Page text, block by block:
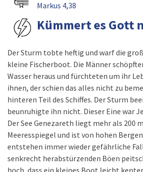
Markus 4,38
Kümmert es Gott
Der Sturm tobte heftig und warf die
kleine Fischerboot. Die Männer
Wasser heraus und fürchteten um ihr
ihnen, der schien das alles nicht zu
hinteren Teil des Schiffes. Der Sturm
beunruhigte ihn nicht. Dieser Eine war
Der See Genezareth liegt mehr als 200
Meeresspiegel und ist von hohen
entstehen immer wieder gefährliche
senkrecht herabstürzenden Böen
hoch, dass ein kleines Boot leicht